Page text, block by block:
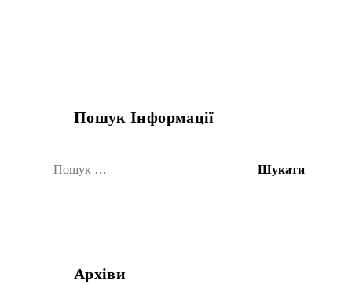
Пошук Інформації
Архіви